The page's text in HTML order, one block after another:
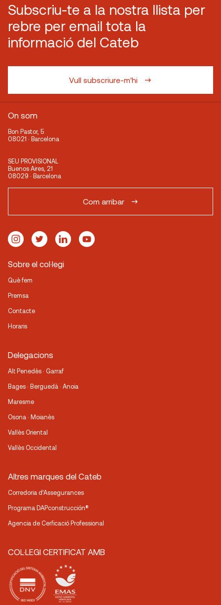
Subscriu-te a la nostra llista per
rebre per email tota la
informació del Cateb
Vull subscriure-m'hi
On som
Bon Pastor, 5
08021 · Barcelona
SEU PROVISIONAL
Buenos Aires, 21
08029 · Barcelona
Com arribar
Sobre el col·legi
Què fem
Premsa
Contacte
Horaris
Delegacions
Alt Penedès · Garraf
Bages · Berguedà · Anoia
Maresme
Osona · Moianès
Vallès Oriental
Vallès Occidental
Altres marques del Cateb
Corredoria d’Assegurances
Programa DAPconstrucción®
Agencia de Cerficació Professional
COL·LEGI CERTIFICAT AMB